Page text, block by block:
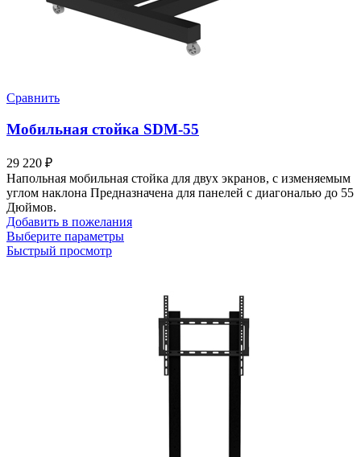
Сравнить
Мобильная стойка SDM-55
29 220 ₽
Напольная мобильная стойка для двух экранов, с изменяемым
углом наклона Предназначена для панелей с диагональю до 55
Дюймов.
Добавить в пожелания
Выберите параметры
Быстрый просмотр